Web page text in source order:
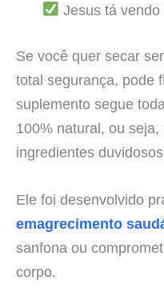
Jesus tá
Se você quer secar
total segurança, pode
suplemento segue
100% natural, ou
ingredientes
Ele foi desenvolvido
emagrecimento
sanfona ou
corpo.